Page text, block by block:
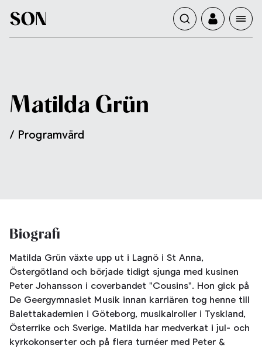
Matilda Grün
/ Programvärd
Biografi
Matilda Grün växte upp ut i Lagnö i St Anna,
Östergötland och började tidigt sjunga med kusinen
Peter Johansson i coverbandet "Cousins". Hon gick på
De Geergymnasiet Musik innan karriären tog henne till
Balettakademien i Göteborg, musikalroller i Tyskland,
Österrike och Sverige. Matilda har medverkat i jul- och
kyrkokonserter och på flera turnéer med Peter &